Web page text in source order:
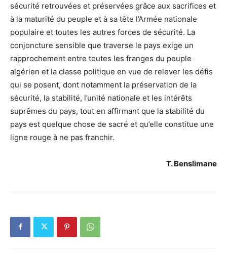
sécurité retrouvées et préservées grâce aux sacrifices et
à la maturité du peuple et à sa tête l’Armée nationale
populaire et toutes les autres forces de sécurité. La
conjoncture sensible que traverse le pays exige un
rapprochement entre toutes les franges du peuple
algérien et la classe politique en vue de relever les défis
qui se posent, dont notamment la préservation de la
sécurité, la stabilité, l’unité nationale et les intérêts
suprêmes du pays, tout en affirmant que la stabilité du
pays est quelque chose de sacré et qu’elle constitue une
ligne rouge à ne pas franchir.
T. Benslimane